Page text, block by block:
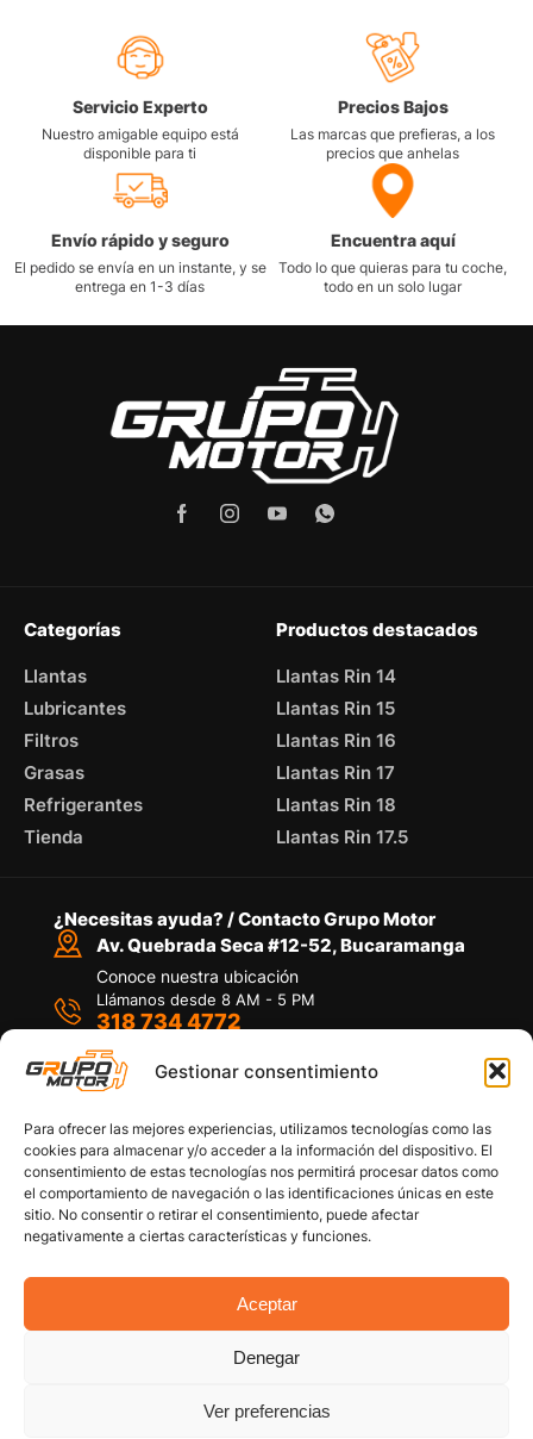
Gestionar consentimiento
Para ofrecer las mejores experiencias, utilizamos tecnologías como las
cookies para almacenar y/o acceder a la información del dispositivo. El
consentimiento de estas tecnologías nos permitirá procesar datos como
el comportamiento de navegación o las identificaciones únicas en este
sitio. No consentir o retirar el consentimiento, puede afectar
negativamente a ciertas características y funciones.
Aceptar
Denegar
Ver preferencias
Servicio Experto
Nuestro amigable equipo está
disponible para ti
Precios Bajos
Las marcas que prefieras, a los
precios que anhelas
Envío rápido y seguro
El pedido se envía en un instante, y se
entrega en 1-3 días
Encuentra aquí
Todo lo que quieras para tu coche,
todo en un solo lugar
Categorías
Llantas
Lubricantes
Filtros
Grasas
Refrigerantes
Tienda
Productos destacados
Llantas Rin 14
Llantas Rin 15
Llantas Rin 16
Llantas Rin 17
Llantas Rin 18
Llantas Rin 17.5
¿Necesitas ayuda? / Contacto Grupo Motor
Av. Quebrada Seca #12-52, Bucaramanga
Conoce nuestra ubicación
Llámanos desde 8 AM - 5 PM
318 734 4772
Por medio de WhatsApp
Copyright © 2026 Grupo Motor S.A.S. Todos los
Políticas de privacidad
Política de devoluciones y/o reembolsos
Términos y Condiciones